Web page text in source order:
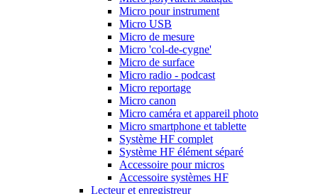
Micro pour instrument
Micro USB
Micro de mesure
Micro 'col-de-cygne'
Micro de surface
Micro radio - podcast
Micro reportage
Micro canon
Micro caméra et appareil photo
Micro smartphone et tablette
Système HF complet
Système HF élément séparé
Accessoire pour micros
Accessoire systèmes HF
Lecteur et enregistreur